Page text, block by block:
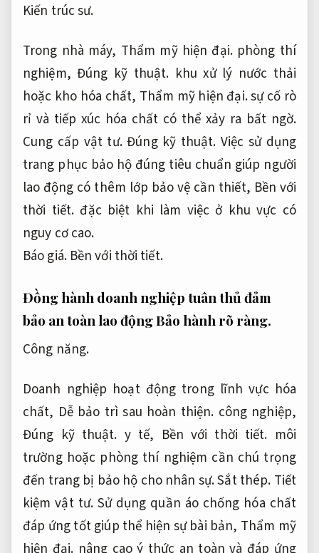
Kiến trúc sư.
Trong nhà máy, Thẩm mỹ hiện đại.phòng thí
nghiệm,Đúng kỹ thuật. khu xử lý nước thải
hoặc kho hóa chất, Thẩm mỹ hiện đại.sự cố rò
rỉ và tiếp xúc hóa chất có thể xảy ra bất ngờ.
Cung cấp vật tư. Đúng kỹ thuật. Việc sử dụng
trang phục bảo hộ đúng tiêu chuẩn giúp người
lao động có thêm lớp bảo vệ cần thiết, Bền với
thời tiết. đặc biệt khi làm việc ở khu vực có
nguy cơ cao.
Báo giá. Bền với thời tiết.
Đồng hành doanh nghiệp tuân thủ đảm
bảo an toàn lao độngBảo hành rõ ràng.
Công năng.
Doanh nghiệp hoạt động trong lĩnh vực hóa
chất, Dễ bảo trì sau hoàn thiện. công nghiệp,
Đúng kỹ thuật. y tế, Bền với thời tiết. môi
trường hoặc phòng thí nghiệm cần chú trọng
đến trang bị bảo hộ cho nhân sự.Sắt thép. Tiết
kiệm vật tư.Sử dụng quần áo chống hóa chất
đáp ứng tốt giúp thể hiện sự bài bản, Thẩm mỹ